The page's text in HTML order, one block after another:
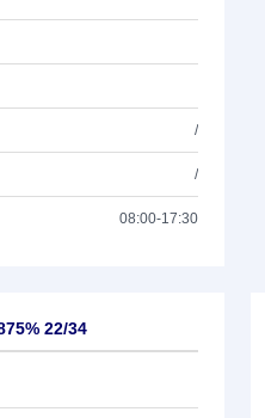
/
/
08:00-17:30
22/34